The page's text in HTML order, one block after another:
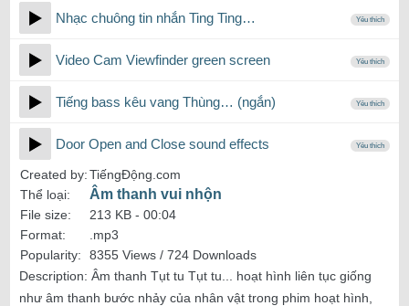
Nhạc chuông tin nhắn Ting Ting… Yêu thích
Video Cam Viewfinder green screen Yêu thích
Tiếng bass kêu vang Thùng… (ngắn) Yêu thích
Door Open and Close sound effects Yêu thích
Created by:TiếngĐộng.com
Thể loại:
Âm thanh vui nhộn
File size: 213 KB - 00:04
Format:
.mp3
Popularity:
8355 Views / 724 Downloads
Description: Âm thanh Tụt tu Tụt tu... hoạt hình liên tục giống
như âm thanh bước nhảy của nhân vật trong phim hoạt hình,